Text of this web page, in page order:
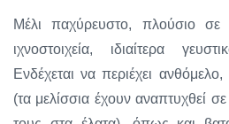
Μέλι παχύρευστο, πλούσιο σε
ιχνοστοιχεία, ιδιαίτερα
Ενδέχεται να περιέχει ανθόμελο,
(τα μελίσσια έχουν αναπτυχθεί